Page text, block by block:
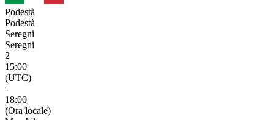
Podestà
Podestà
Seregni
Seregni
2
15:00
(UTC)
-
18:00
(Ora locale)